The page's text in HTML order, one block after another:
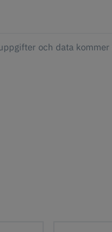
och data